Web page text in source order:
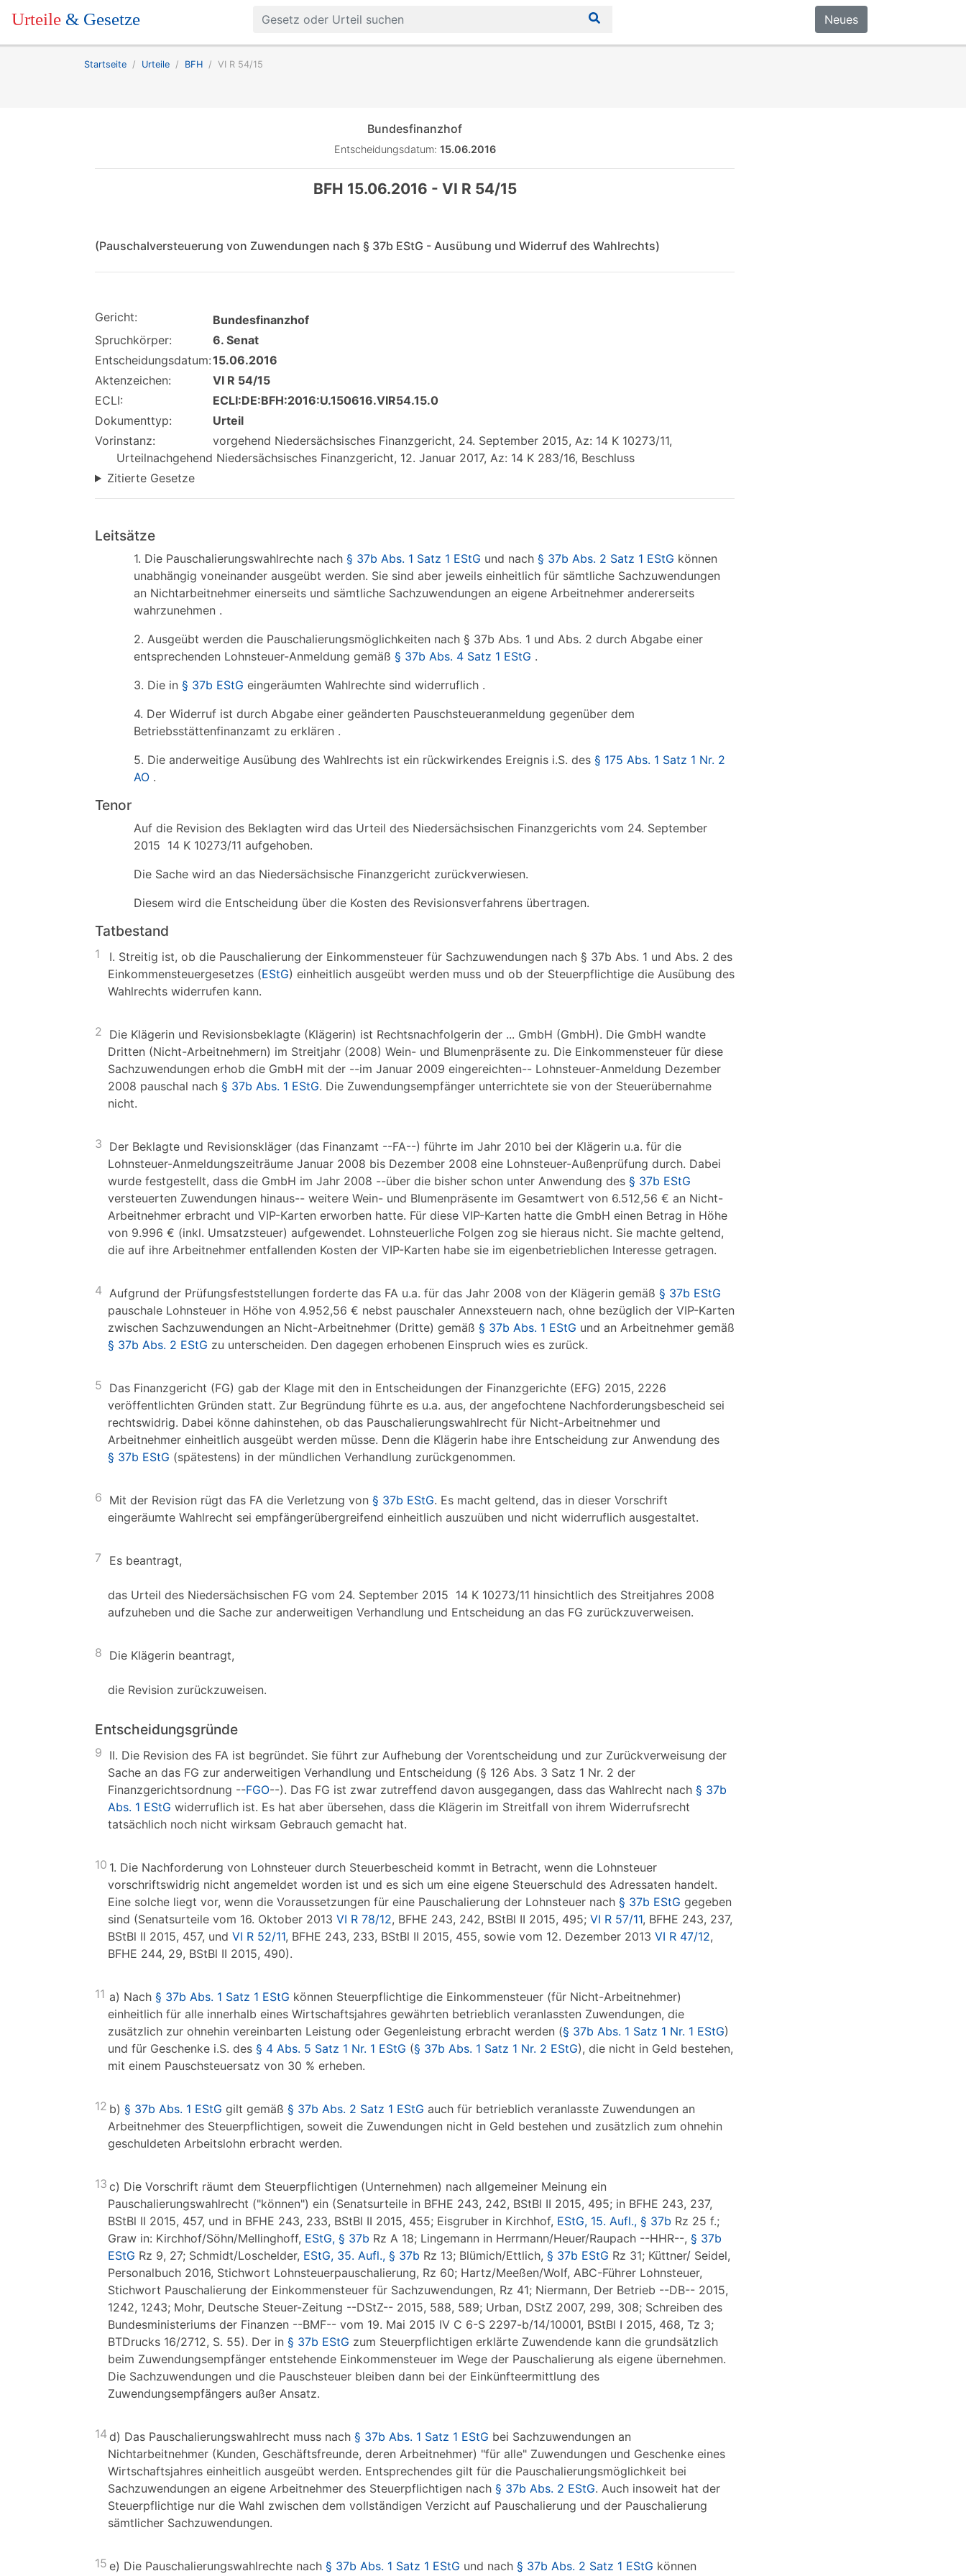
Urteile & Gesetze Neues
Startseite Urteile BFH VI R 54/15
Bundesfinanzhof
Entscheidungsdatum: 15.06.2016
BFH 15.06.2016 - VI R 54/15
(Pauschalversteuerung von Zuwendungen nach § 37b EStG - Ausübung und Widerruf des Wahlrechts)
Gericht:
Bundesfinanzhof
Spruchkörper:
6. Senat
Entscheidungsdatum:15.06.2016
Aktenzeichen:
VI R 54/15
ECLI:
ECLI:DE:BFH:2016:U.150616.VIR54.15.0
Dokumenttyp:
Urteil
Vorinstanz:
vorgehend Niedersächsisches Finanzgericht, 24. September 2015, Az: 14 K 10273/11,
Urteilnachgehend Niedersächsisches Finanzgericht, 12. Januar 2017, Az: 14 K 283/16, Beschluss
Zitierte Gesetze
Leitsätze
1. Die Pauschalierungswahlrechte nach § 37b Abs. 1 Satz 1 EStG und nach § 37b Abs. 2 Satz 1 EStG können
unabhängig voneinander ausgeübt werden. Sie sind aber jeweils einheitlich für sämtliche Sachzuwendungen
an Nichtarbeitnehmer einerseits und sämtliche Sachzuwendungen an eigene Arbeitnehmer andererseits
wahrzunehmen .
2. Ausgeübt werden die Pauschalierungsmöglichkeiten nach § 37b Abs. 1 und Abs. 2 durch Abgabe einer
entsprechenden Lohnsteuer-Anmeldung gemäß § 37b Abs. 4 Satz 1 EStG .
3. Die in § 37b EStG eingeräumten Wahlrechte sind widerruflich .
4. Der Widerruf ist durch Abgabe einer geänderten Pauschsteueranmeldung gegenüber dem
Betriebsstättenfinanzamt zu erklären .
5. Die anderweitige Ausübung des Wahlrechts ist ein rückwirkendes Ereignis i.S. des § 175 Abs. 1 Satz 1 Nr. 2
AO .
Tenor
Auf die Revision des Beklagten wird das Urteil des Niedersächsischen Finanzgerichts vom 24. September
2015 14 K 10273/11 aufgehoben.
Die Sache wird an das Niedersächsische Finanzgericht zurückverwiesen.
Diesem wird die Entscheidung über die Kosten des Revisionsverfahrens übertragen.
Tatbestand
1
I. Streitig ist, ob die Pauschalierung der Einkommensteuer für Sachzuwendungen nach § 37b Abs. 1 und Abs. 2 des
Einkommensteuergesetzes (EStG) einheitlich ausgeübt werden muss und ob der Steuerpflichtige die Ausübung des
Wahlrechts widerrufen kann.
2 Die Klägerin und Revisionsbeklagte (Klägerin) ist Rechtsnachfolgerin der ... GmbH (GmbH). Die GmbH wandte
Dritten (Nicht-Arbeitnehmern) im Streitjahr (2008) Wein- und Blumenpräsente zu. Die Einkommensteuer für diese
Sachzuwendungen erhob die GmbH mit der --im Januar 2009 eingereichten-- Lohnsteuer-Anmeldung Dezember
2008 pauschal nach § 37b Abs. 1 EStG. Die Zuwendungsempfänger unterrichtete sie von der Steuerübernahme
nicht.
3 Der Beklagte und Revisionskläger (das Finanzamt --FA--) führte im Jahr 2010 bei der Klägerin u.a. für die
Lohnsteuer-Anmeldungszeiträume Januar 2008 bis Dezember 2008 eine Lohnsteuer-Außenprüfung durch. Dabei
wurde festgestellt, dass die GmbH im Jahr 2008 --über die bisher schon unter Anwendung des § 37b EStG
versteuerten Zuwendungen hinaus-- weitere Wein- und Blumenpräsente im Gesamtwert von 6.512,56 € an Nicht-
Arbeitnehmer erbracht und VIP-Karten erworben hatte. Für diese VIP-Karten hatte die GmbH einen Betrag in Höhe
von 9.996 € (inkl. Umsatzsteuer) aufgewendet. Lohnsteuerliche Folgen zog sie hieraus nicht. Sie machte geltend,
die auf ihre Arbeitnehmer entfallenden Kosten der VIP-Karten habe sie im eigenbetrieblichen Interesse getragen.
4 Aufgrund der Prüfungsfeststellungen forderte das FA u.a. für das Jahr 2008 von der Klägerin gemäß § 37b EStG
pauschale Lohnsteuer in Höhe von 4.952,56 € nebst pauschaler Annexsteuern nach, ohne bezüglich der VIP-Karten
zwischen Sachzuwendungen an Nicht-Arbeitnehmer (Dritte) gemäß § 37b Abs. 1 EStG und an Arbeitnehmer gemäß
§ 37b Abs. 2 EStG zu unterscheiden. Den dagegen erhobenen Einspruch wies es zurück.
5 Das Finanzgericht (FG) gab der Klage mit den in Entscheidungen der Finanzgerichte (EFG) 2015, 2226
veröffentlichten Gründen statt. Zur Begründung führte es u.a. aus, der angefochtene Nachforderungsbescheid sei
rechtswidrig. Dabei könne dahinstehen, ob das Pauschalierungswahlrecht für Nicht-Arbeitnehmer und
Arbeitnehmer einheitlich ausgeübt werden müsse. Denn die Klägerin habe ihre Entscheidung zur Anwendung des
§ 37b EStG (spätestens) in der mündlichen Verhandlung zurückgenommen.
6 Mit der Revision rügt das FA die Verletzung von § 37b EStG. Es macht geltend, das in dieser Vorschrift
eingeräumte Wahlrecht sei empfängerübergreifend einheitlich auszuüben und nicht widerruflich ausgestaltet.
7 Es beantragt,
das Urteil des Niedersächsischen FG vom 24. September 2015 14 K 10273/11 hinsichtlich des Streitjahres 2008
aufzuheben und die Sache zur anderweitigen Verhandlung und Entscheidung an das FG zurückzuverweisen.
8 Die Klägerin beantragt,
die Revision zurückzuweisen.
Entscheidungsgründe
9 II. Die Revision des FA ist begründet. Sie führt zur Aufhebung der Vorentscheidung und zur Zurückverweisung der
Sache an das FG zur anderweitigen Verhandlung und Entscheidung (§ 126 Abs. 3 Satz 1 Nr. 2 der
Finanzgerichtsordnung --FGO--). Das FG ist zwar zutreffend davon ausgegangen, dass das Wahlrecht nach § 37b
Abs. 1 EStG widerruflich ist. Es hat aber übersehen, dass die Klägerin im Streitfall von ihrem Widerrufsrecht
tatsächlich noch nicht wirksam Gebrauch gemacht hat.
10 1. Die Nachforderung von Lohnsteuer durch Steuerbescheid kommt in Betracht, wenn die Lohnsteuer
vorschriftswidrig nicht angemeldet worden ist und es sich um eine eigene Steuerschuld des Adressaten handelt.
Eine solche liegt vor, wenn die Voraussetzungen für eine Pauschalierung der Lohnsteuer nach § 37b EStG gegeben
sind (Senatsurteile vom 16. Oktober 2013 VI R 78/12, BFHE 243, 242, BStBl II 2015, 495; VI R 57/11, BFHE 243, 237,
BStBl II 2015, 457, und VI R 52/11, BFHE 243, 233, BStBl II 2015, 455, sowie vom 12. Dezember 2013 VI R 47/12,
BFHE 244, 29, BStBl II 2015, 490).
11 a) Nach § 37b Abs. 1 Satz 1 EStG können Steuerpflichtige die Einkommensteuer (für Nicht-Arbeitnehmer)
einheitlich für alle innerhalb eines Wirtschaftsjahres gewährten betrieblich veranlassten Zuwendungen, die
zusätzlich zur ohnehin vereinbarten Leistung oder Gegenleistung erbracht werden (§ 37b Abs. 1 Satz 1 Nr. 1 EStG)
und für Geschenke i.S. des § 4 Abs. 5 Satz 1 Nr. 1 EStG (§ 37b Abs. 1 Satz 1 Nr. 2 EStG), die nicht in Geld bestehen,
mit einem Pauschsteuersatz von 30 % erheben.
12 b) § 37b Abs. 1 EStG gilt gemäß § 37b Abs. 2 Satz 1 EStG auch für betrieblich veranlasste Zuwendungen an
Arbeitnehmer des Steuerpflichtigen, soweit die Zuwendungen nicht in Geld bestehen und zusätzlich zum ohnehin
geschuldeten Arbeitslohn erbracht werden.
13 c) Die Vorschrift räumt dem Steuerpflichtigen (Unternehmen) nach allgemeiner Meinung ein
Pauschalierungswahlrecht ("können") ein (Senatsurteile in BFHE 243, 242, BStBl II 2015, 495; in BFHE 243, 237,
BStBl II 2015, 457, und in BFHE 243, 233, BStBl II 2015, 455; Eisgruber in Kirchhof, EStG, 15. Aufl., § 37b Rz 25 f.;
Graw in: Kirchhof/Söhn/Mellinghoff, EStG, § 37b Rz A 18; Lingemann in Herrmann/Heuer/Raupach --HHR--, § 37b
EStG Rz 9, 27; Schmidt/Loschelder, EStG, 35. Aufl., § 37b Rz 13; Blümich/Ettlich, § 37b EStG Rz 31; Küttner/ Seidel,
Personalbuch 2016, Stichwort Lohnsteuerpauschalierung, Rz 60; Hartz/Meeßen/Wolf, ABC-Führer Lohnsteuer,
Stichwort Pauschalierung der Einkommensteuer für Sachzuwendungen, Rz 41; Niermann, Der Betrieb --DB-- 2015,
1242, 1243; Mohr, Deutsche Steuer-Zeitung --DStZ-- 2015, 588, 589; Urban, DStZ 2007, 299, 308; Schreiben des
Bundesministeriums der Finanzen --BMF-- vom 19. Mai 2015 IV C 6-S 2297-b/14/10001, BStBl I 2015, 468, Tz 3;
BTDrucks 16/2712, S. 55). Der in § 37b EStG zum Steuerpflichtigen erklärte Zuwendende kann die grundsätzlich
beim Zuwendungsempfänger entstehende Einkommensteuer im Wege der Pauschalierung als eigene übernehmen.
Die Sachzuwendungen und die Pauschsteuer bleiben dann bei der Einkünfteermittlung des
Zuwendungsempfängers außer Ansatz.
14 d) Das Pauschalierungswahlrecht muss nach § 37b Abs. 1 Satz 1 EStG bei Sachzuwendungen an
Nichtarbeitnehmer (Kunden, Geschäftsfreunde, deren Arbeitnehmer) "für alle" Zuwendungen und Geschenke eines
Wirtschaftsjahres einheitlich ausgeübt werden. Entsprechendes gilt für die Pauschalierungsmöglichkeit bei
Sachzuwendungen an eigene Arbeitnehmer des Steuerpflichtigen nach § 37b Abs. 2 EStG. Auch insoweit hat der
Steuerpflichtige nur die Wahl zwischen dem vollständigen Verzicht auf Pauschalierung und der Pauschalierung
sämtlicher Sachzuwendungen.
15 e) Die Pauschalierungswahlrechte nach § 37b Abs. 1 Satz 1 EStG und nach § 37b Abs. 2 Satz 1 EStG können